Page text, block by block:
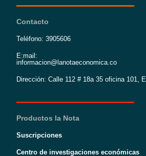
Contacto
Teléfono: 3905606
E:mail:
informacion@lanotaeconomica.co
Dirección: Calle 112 # 18a 35 oficina 101,
Productos la Nota
Suscripciones
Centro de investigaciones económicas